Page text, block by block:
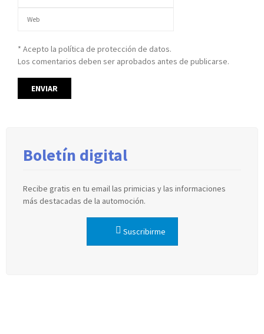
* Acepto la política de protección de datos.
Los comentarios deben ser aprobados antes de publicarse.
Boletín digital
Recibe gratis en tu email las primicias y las informaciones
más destacadas de la automoción.
Suscribirme